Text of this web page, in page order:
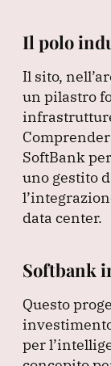
Il polo
Il sito,
un pilastro
SoftBank
uno gestito
data center.
Softbank
Questo
per